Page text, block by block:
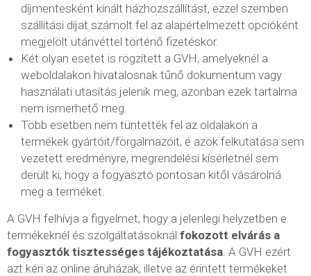
díjmentesként kínált házhozszállítást, ezzel szemben
szállítási díjat számolt fel az alapértelmezett opcióként
megjelölt utánvéttel történő fizetéskor.
Két olyan esetet is rögzített a GVH, amelyeknél a
weboldalakon hivatalosnak tűnő dokumentum vagy
használati utasítás jelenik meg, azonban ezek tartalma
nem ismerhető meg.
Több esetben nem tüntették fel az oldalakon a
termékek gyártóit/forgalmazóit, é azok felkutatása sem
vezetett eredményre, megrendelési kísérletnél sem
derült ki, hogy a fogyasztó pontosan kitől vásárolná
meg a terméket.
A GVH felhívja a figyelmet, hogy a jelenlegi helyzetben e
termékeknél és szolgáltatásoknál fokozott elvárás a
fogyasztók tisztességes tájékoztatása . A GVH ezért
azt kéri az online áruházak, illetve az érintett termékeket